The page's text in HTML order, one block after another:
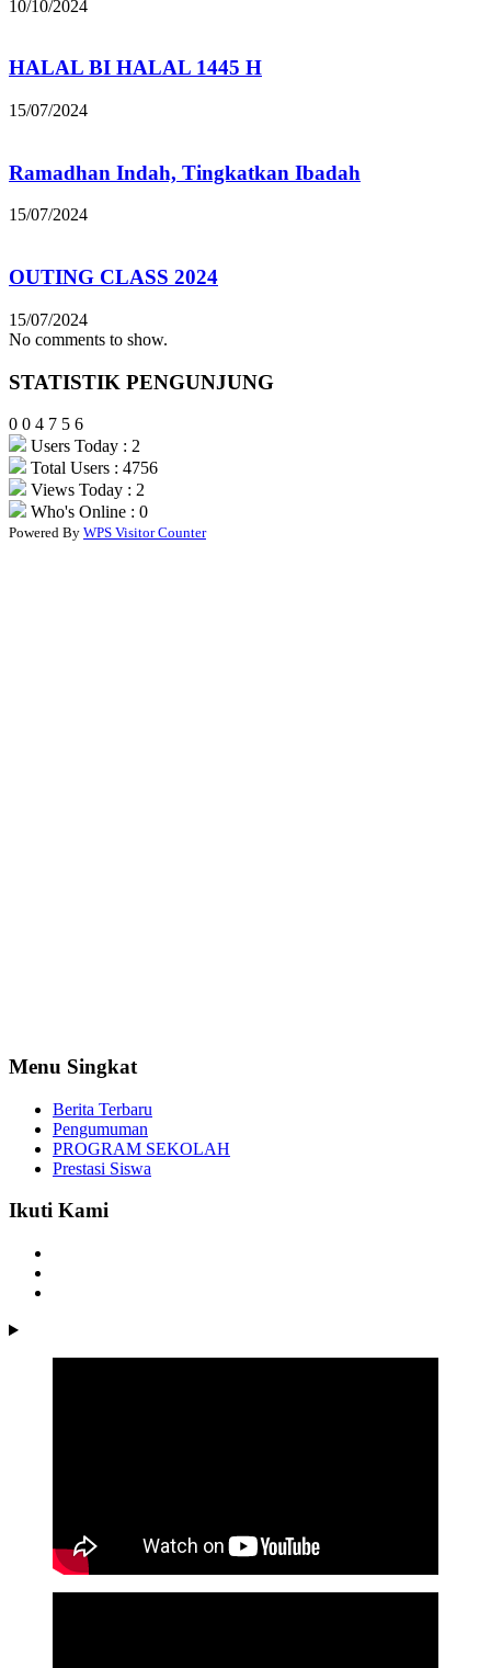
10/10/2024
HALAL BI HALAL 1445 H
15/07/2024
Ramadhan Indah, Tingkatkan Ibadah
15/07/2024
OUTING CLASS 2024
15/07/2024
No comments to show.
STATISTIK PENGUNJUNG
0 0 4 7 5 6
Users Today : 2
Total Users : 4756
Views Today : 2
Who's Online : 0
Powered By WPS Visitor Counter
Menu Singkat
Berita Terbaru
Pengumuman
PROGRAM SEKOLAH
Prestasi Siswa
Ikuti Kami